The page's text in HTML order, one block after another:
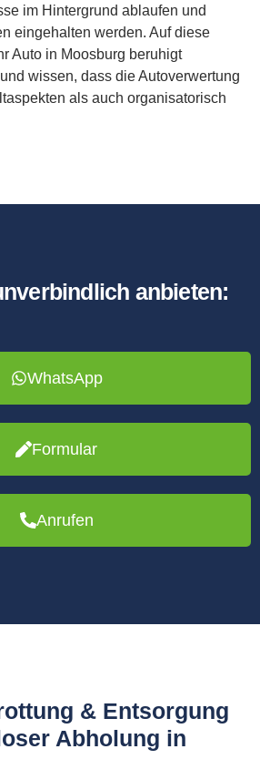
im Hintergrund ablaufen und
eingehalten werden. Auf diese
Auto in Moosburg beruhigt
wissen, dass die Autoverwertung
als auch organisatorisch
anbieten:
WhatsApp
Formular
Anrufen
& Entsorgung
Abholung in